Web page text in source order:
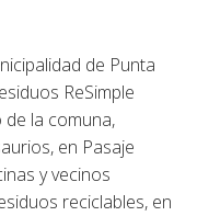
de Punta
ReSimple
la comuna,
en Pasaje
y vecinos
reciclables, en